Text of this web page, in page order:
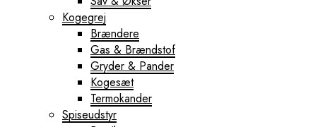
Kogegrej
Brændere
Gas & Brændstof
Gryder & Pander
Kogesæt
Termokander
Spiseudstyr